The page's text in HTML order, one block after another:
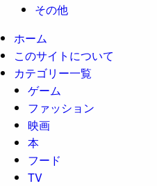
その他
ホーム
このサイトについて
カテゴリー一覧
ゲーム
ファッション
映画
本
フード
TV